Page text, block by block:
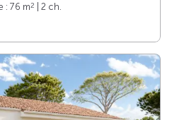
: 76 m2
| 2 ch.